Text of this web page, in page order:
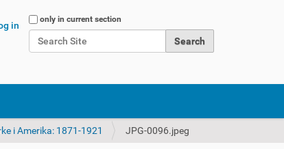
Search Site
only in current section
in
i Amerika: 1871-1921 JPG-0096.jpeg